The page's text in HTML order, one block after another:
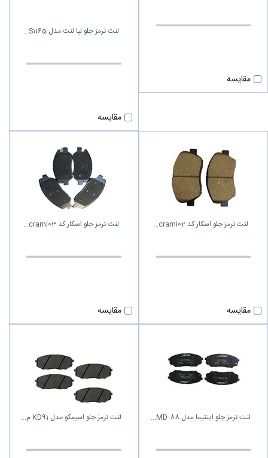
مقایسه
لنت ترمز جلو لیا لنت مدل S1165
مقایسه
لنت ترمز جلو اسکار کد crami02
مقایسه
لنت ترمز جلو اسکار کد crami03
مقایسه
لنت ترمز جلو اینتیما مدل MD-88 لنت ترمز جلو اسیمکو مدل KD91 م